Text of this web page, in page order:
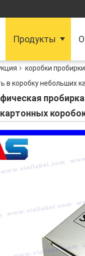
Продукты
коробки
в коробку небольших